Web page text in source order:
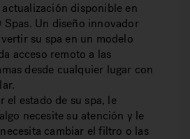
disponible en
Un diseño innovador
su spa en un modelo
acceso remoto a las
desde cualquier lugar con
el estado de su spa, le
necesite su atención y le
cambiar el filtro o las